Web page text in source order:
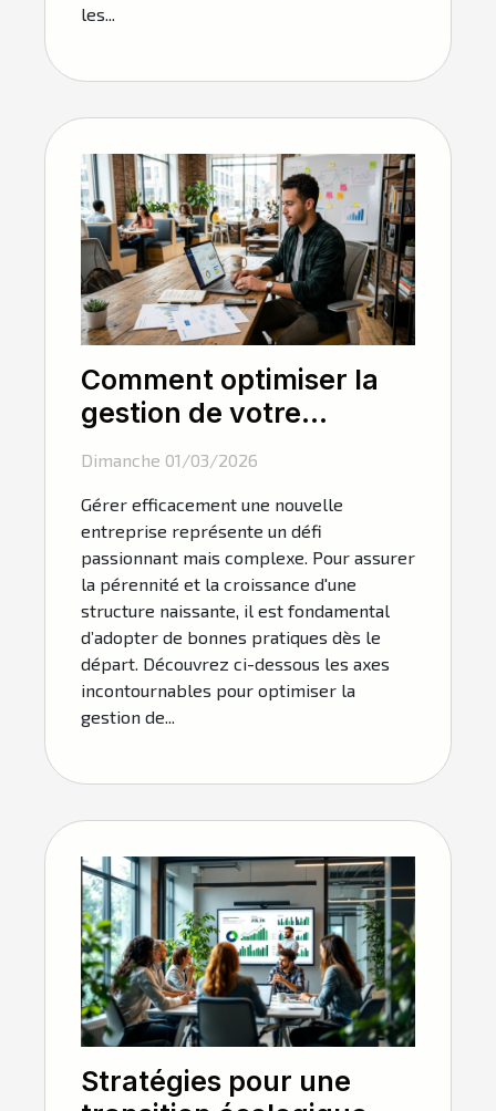
les...
Comment optimiser la
gestion de votre
Dimanche 01/03/2026
Gérer efficacement une nouvelle
entreprise représente un défi
passionnant mais complexe. Pour assurer
la pérennité et la croissance d'une
structure naissante, il est fondamental
d’adopter de bonnes pratiques dès le
départ. Découvrez ci-dessous les axes
incontournables pour optimiser la
gestion de...
Stratégies pour une